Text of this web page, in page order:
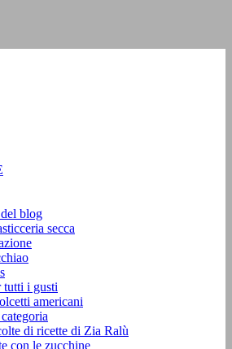
blog
secca
tutti i gusti
americani
di ricette di Zia Ralù
con le zucchine